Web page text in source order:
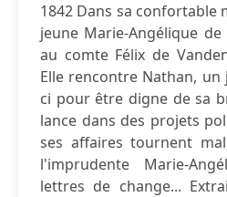
1842 Dans sa confortable
jeune Marie-Angélique de
au comte Félix de
Elle rencontre Nathan, un
ci pour être digne de sa
lance dans des projets
ses affaires tournent
l'imprudente Marie-
lettres de change...